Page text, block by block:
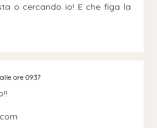
o cercando io! E che figa la
ore 09:37